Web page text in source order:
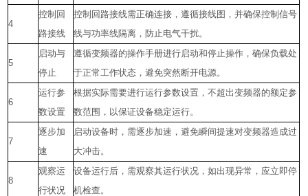
4
控制回
路接线
控制回路接线需正确连接，遵循接线图，并确保控制信号
线与功率线隔离，防止电气干扰。
5
启动与
停止
遵循变频器的操作手册进行启动和停止操作，确保负载处
于正常工作状态，避免突然断开电源。
6
运行参
数设置
根据实际需要进行运行参数设置，不超出变频器的额定参
数范围，以保证设备稳定运行。
7
逐步加
速
启动设备时，需逐步加速，避免瞬间提速对变频器造成过
大冲击。
8
观察运
行状况
设备运行后，需观察其运行状况，如出现异常，应立即停
机检查。